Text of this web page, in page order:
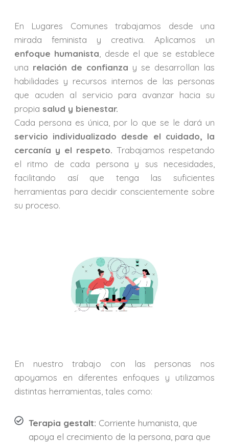
En Lugares Comunes trabajamos desde una
mirada feminista y creativa. Aplicamos un
enfoque humanista, desde el que se establece
una relación de confianza y se desarrollan las
habilidades y recursos internos de las personas
que acuden al servicio para avanzar hacia su
propia salud y bienestar.
Cada persona es única, por lo que se le dará un
servicio individualizado desde el cuidado, la
cercanía y el respeto. Trabajamos respetando
el ritmo de cada persona y sus necesidades,
facilitando así que tenga las suficientes
herramientas para decidir conscientemente sobre
su proceso.
En nuestro trabajo con las personas nos
apoyamos en diferentes enfoques y utilizamos
distintas herramientas, tales como:
Terapia gestalt: Corriente humanista, que
apoya el crecimiento de la persona, para que